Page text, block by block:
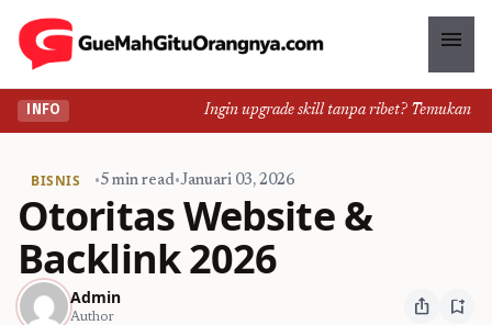
menu
INFO Ingin upgrade skill tanpa ribet? Temukan
BISNIS •5 min read•Januari 03, 2026
Otoritas Website &
Backlink 2026
Admin
Author ios_share bookmark_add